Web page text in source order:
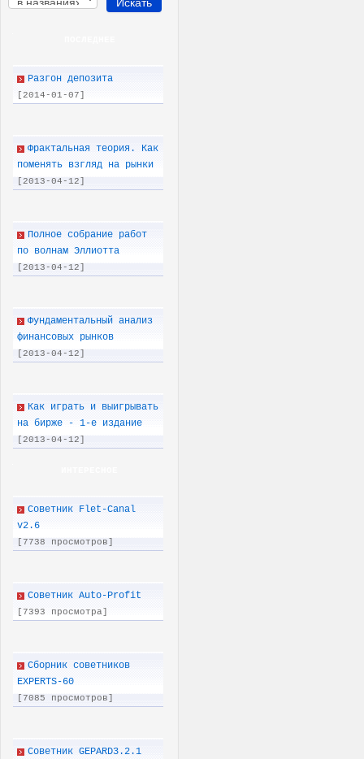
Разгон депозита
[2014-01-07]
Фрактальная теория. Как
поменять взгляд на рынки
[2013-04-12]
Полное собрание работ
по волнам Эллиотта
[2013-04-12]
Фундаментальный анализ
финансовых рынков
[2013-04-12]
Как играть и выигрывать
на бирже - 1-е издание
[2013-04-12]
Советник Flet-Canal
v2.6
[7738 просмотров]
Советник Auto-Profit
[7393 просмотра]
Сборник советников
EXPERTS-60
[7085 просмотров]
Советник GEPARD3.2.1